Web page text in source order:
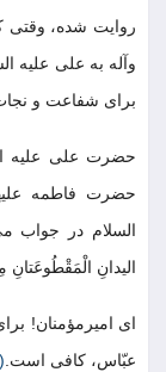
روایت شده، وقتی
وآله به علی علیه
برای شفاعت و
حضرت علی علیه
حضرت فاطمه
السلام در جواب
الیدانِ
ای امیرمؤمنان!
عبّاس، کافی است.(1)